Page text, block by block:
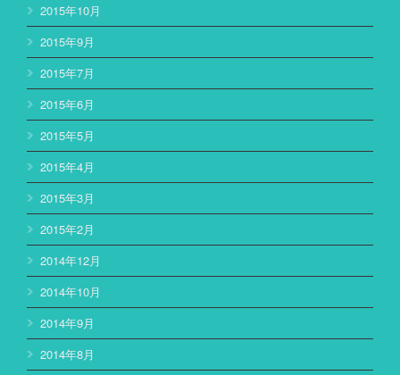
2015年10月
2015年9月
2015年7月
2015年6月
2015年5月
2015年4月
2015年3月
2015年2月
2014年12月
2014年10月
2014年9月
2014年8月